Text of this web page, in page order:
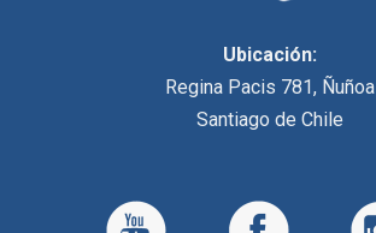
Ubicación:
Regina Pacis 781, Ñuñoa
Santiago de Chile